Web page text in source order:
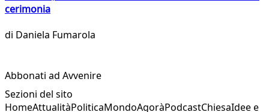
cerimonia
di Daniela Fumarola
Abbonati ad Avvenire
Sezioni del sito
HomeAttualitàPoliticaMondoAgoràPodcastChiesaIdee e